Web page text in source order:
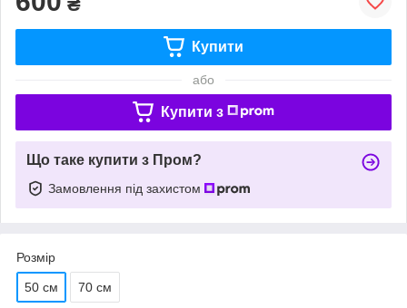
Купити
або
Купити з
Що таке купити з Пром?
Замовлення під захистом
Розмір
50 см 70 см